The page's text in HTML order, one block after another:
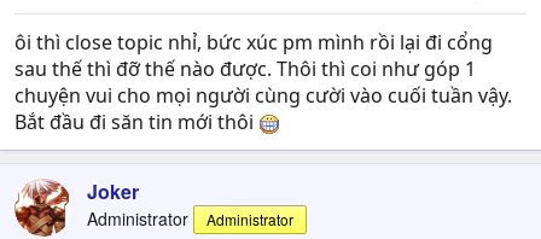
ôi thì close topic nhỉ, bức xúc pm mình rồi lại đi cổng
sau thế thì đỡ thế nào được. Thôi thì coi như góp 1
chuyện vui cho mọi người cùng cười vào cuối tuần vậy.
Bắt đầu đi săn tin mới thôi
Joker
Administrator Administrator